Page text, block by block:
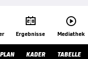

Ergebnisse

Mediathek
KADER TABELLE